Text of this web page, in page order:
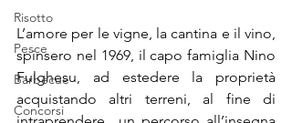
Risotto
Pesce
Barbecue
Concorsi
L’amore per le vigne, la cantina e il vino,
spinsero nel 1969, il capo famiglia Nino
Fulghesu, ad estedere la proprietà
acquistando altri terreni, al fine di